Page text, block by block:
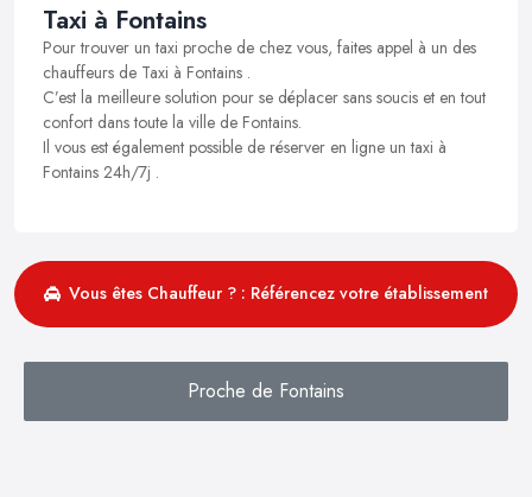
Taxi à Fontains
Pour trouver un taxi proche de chez vous, faites appel à un des
chauffeurs de Taxi à Fontains .
C’est la meilleure solution pour se déplacer sans soucis et en tout
confort dans toute la ville de Fontains.
Il vous est également possible de réserver en ligne un taxi à
Fontains 24h/7j .
Vous êtes Chauffeur ? : Référencez votre établissement
Proche de Fontains